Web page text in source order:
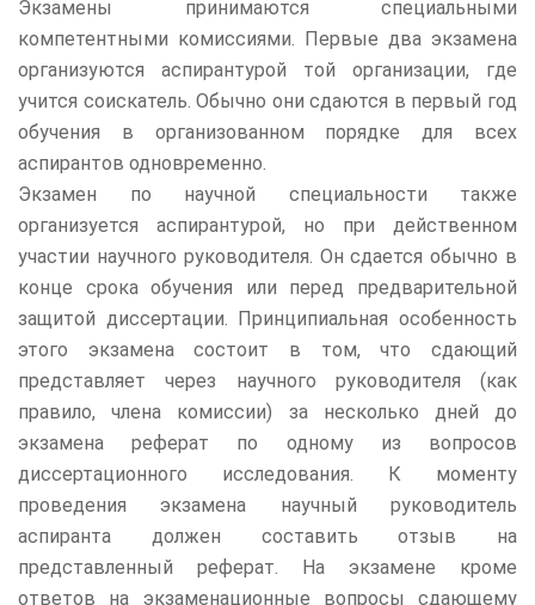
Экзамены принимаются специальными
компетентными комиссиями. Первые два экзамена
организуются аспирантурой той организации, где
учится соискатель. Обычно они сдаются в первый год
обучения в организованном порядке для всех
аспирантов одновременно.
Экзамен по научной специальности также
организуется аспирантурой, но при действенном
участии научного руководителя. Он сдается обычно в
конце срока обучения или перед предварительной
защитой диссертации. Принципиальная особенность
этого экзамена состоит в том, что сдающий
представляет через научного руководителя (как
правило, члена комиссии) за несколько дней до
экзамена реферат по одному из вопросов
диссертационного исследования. К моменту
проведения экзамена научный руководитель
аспиранта должен составить отзыв на
представленный реферат. На экзамене кроме
ответов на экзаменационные вопросы сдающему